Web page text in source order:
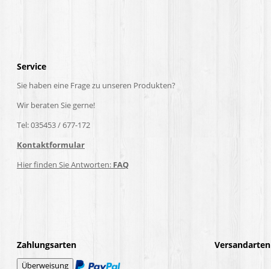
Service
Sie haben eine Frage zu unseren Produkten?
Wir beraten Sie gerne!
Tel: 035453 / 677-172
Kontaktformular
Hier finden Sie Antworten: FAQ
Zahlungsarten Versandarten